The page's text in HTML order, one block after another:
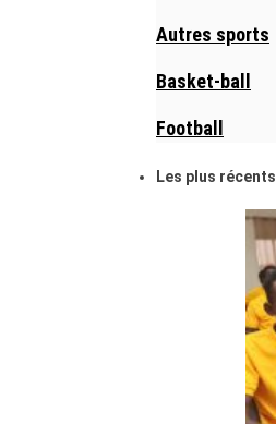
Autres sports
Basket-ball
Football
Les plus récents